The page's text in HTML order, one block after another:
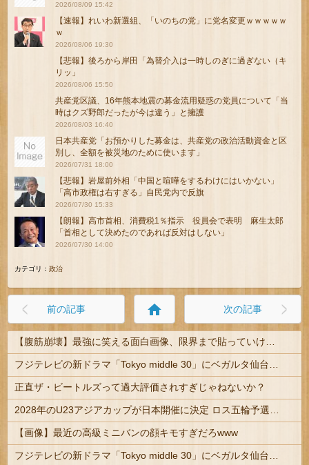
2026/08/09 15:42
【速報】れいわ新選組、「いのちの党」に党名変更ｗｗｗｗｗ
ｗ
2026/08/06 19:30
【悲報】後ろから岸田「為替介入は一時しのぎに過ぎない（キ
リッ」
2026/08/06 15:50
共産党区議、16年熊本地震の募金流用疑惑の党員について「当
時はクズ野郎だったが今は違う」と擁護
2026/08/03 16:40
日本共産党「お預かりした募金は、共産党の政治活動資金と区
別し、全額を被災地のために使います」
2026/07/31 18:00
【悲報】岩屋前外相「中国と喧嘩をするわけにはいかない」
「高市政権は右すぎる」自民党内で反旗
2026/07/30 15:33
【朗報】高市首相、消費税1％指示 役員会で表明 麻生太郎
「首相として決めたのであれば反対はしない」
2026/07/30 14:00
カテゴリ：政治
前の記事 home 次の記事
正直ザ・ビートルズって過大評価されすぎじゃねないか？
【画像】最近の高級ミニバンの顔キモすぎだろwww